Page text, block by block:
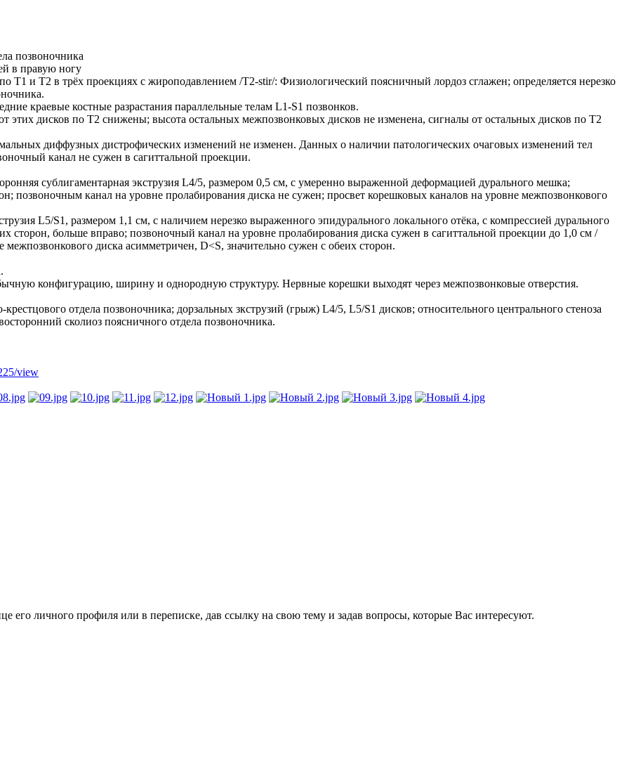
позвоночника
в правую ногу
и Т2 в трёх проекциях с жироподавлением /Т2-stir/: Физиологический поясничный лордоз сглажен; определяется нерезко
краевые костные разрастания параллельные телам L1-S1 позвонков.
дисков по Т2 снижены; высота остальных межпозвонковых дисков не изменена, сигналы от остальных дисков по Т2
диффузных дистрофических изменений не изменен. Данных о наличии патологических очаговых изменений тел
канал не сужен в сагиттальной проекции.
сублигаментарная экструзия L4/5, размером 0,5 см, с умеренно выраженной деформацией дурального мешка;
позвоночным канал на уровне пролабирования диска не сужен; просвет корешковых каналов на уровне межпозвонкового
L5/S1, размером 1,1 см, с наличием нерезко выраженного эпидурального локального отёка, с компрессией дурального
сторон, больше вправо; позвоночный канал на уровне пролабирования диска сужен в сагиттальной проекции до 1,0 см /
диска асимметричен, D<S, значительно сужен с обеих сторон.
конфигурацию, ширину и однородную структуру. Нервные корешки выходят через межпозвонковые отверстия.
отдела позвоночника; дорзальных зкструзий (грыж) L4/5, L5/S1 дисков; относительного центрального стеноза
сколиоз поясничного отдела позвоночника.
view
его личного профиля или в переписке, дав ссылку на свою тему и задав вопросы, которые Вас интересуют.